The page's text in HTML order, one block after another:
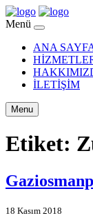
Menü
ANA
İLETİŞİM
Menu
Etiket:
18 Kasım 2018